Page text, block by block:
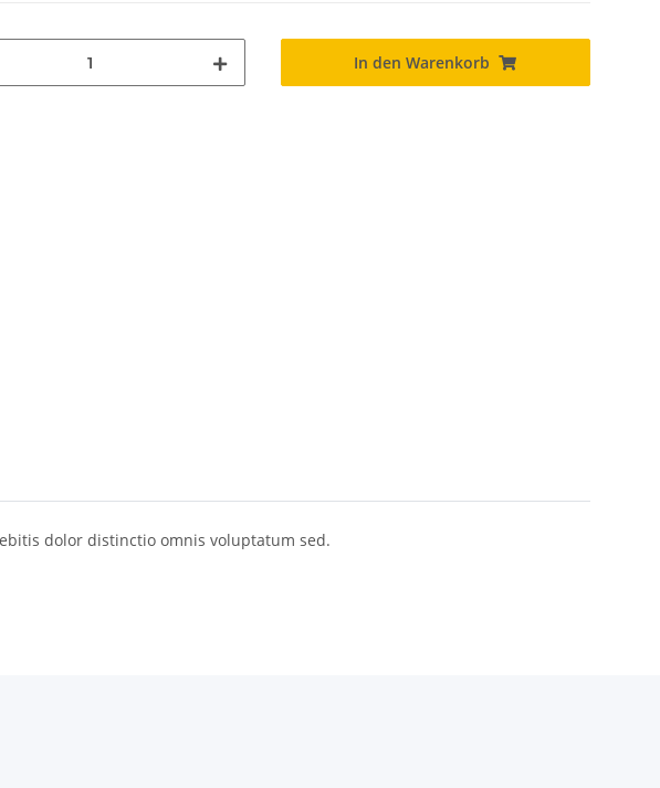
In den Warenkorb
dolor distinctio omnis voluptatum sed.